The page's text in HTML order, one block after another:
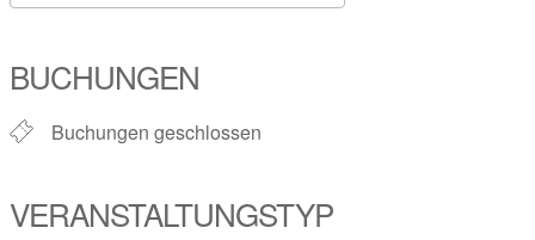
BUCHUNGEN
Buchungen geschlossen
VERANSTALTUNGSTYP